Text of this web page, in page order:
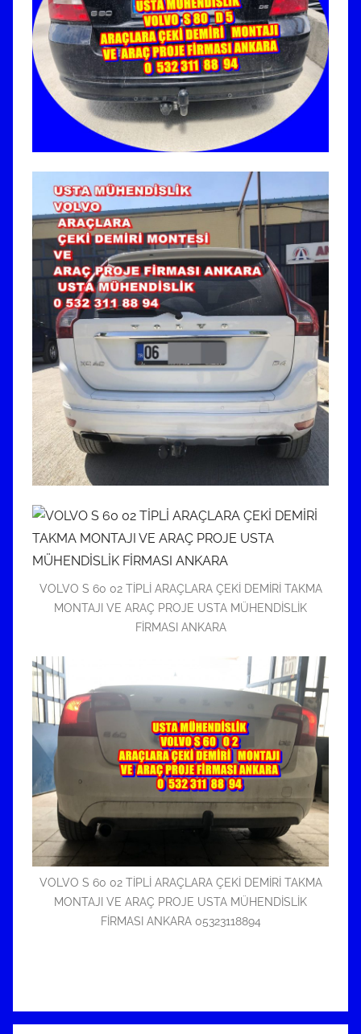
VOLVO S 60 02 TİPLİ ARAÇLARA ÇEKİ DEMİRİ TAKMA
MONTAJI VE ARAÇ PROJE USTA MÜHENDİSLİK
FİRMASI ANKARA
VOLVO S 60 02 TİPLİ ARAÇLARA ÇEKİ DEMİRİ TAKMA
MONTAJI VE ARAÇ PROJE USTA MÜHENDİSLİK
FİRMASI ANKARA 05323118894